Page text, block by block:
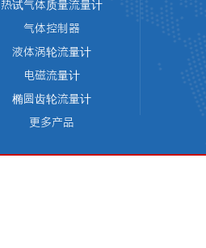
热试气体质量流量计
气体控制器
液体涡轮流量计
电磁流量计
椭圆齿轮流量计
更多产品